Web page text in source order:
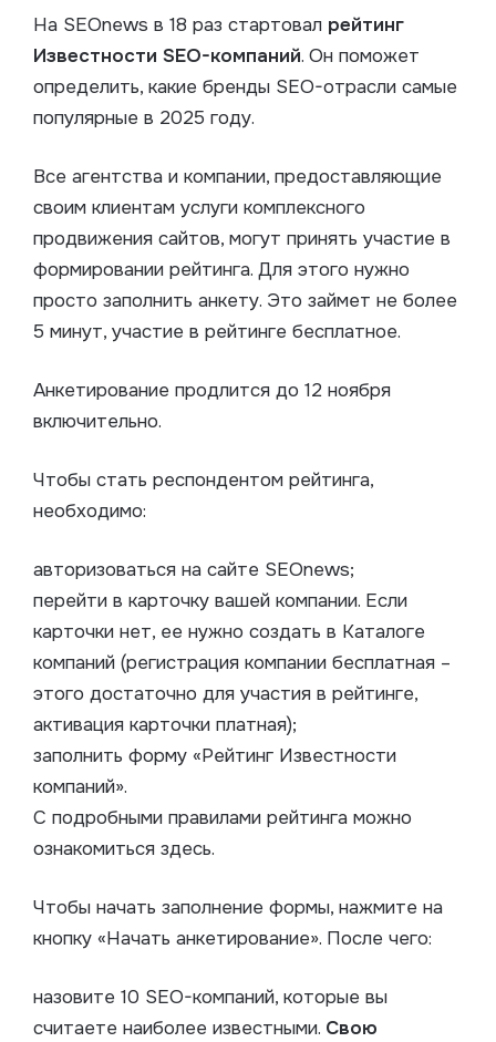
На SEOnews в 18 раз стартовал рейтинг
Известности SEO-компаний. Он поможет
определить, какие бренды SEO-отрасли самые
популярные в 2025 году.
Все агентства и компании, предоставляющие
своим клиентам услуги комплексного
продвижения сайтов, могут принять участие в
формировании рейтинга. Для этого нужно
просто заполнить анкету. Это займет не более
5 минут, участие в рейтинге бесплатное.
Анкетирование продлится до 12 ноября
включительно.
Чтобы стать респондентом рейтинга,
необходимо:
авторизоваться на сайте SEOnews;
перейти в карточку вашей компании. Если
карточки нет, ее нужно создать в Каталоге
компаний (регистрация компании бесплатная –
этого достаточно для участия в рейтинге,
активация карточки платная);
заполнить форму «Рейтинг Известности
компаний».
С подробными правилами рейтинга можно
ознакомиться здесь.
Чтобы начать заполнение формы, нажмите на
кнопку «Начать анкетирование». После чего:
назовите 10 SEO-компаний, которые вы
считаете наиболее известными. Свою